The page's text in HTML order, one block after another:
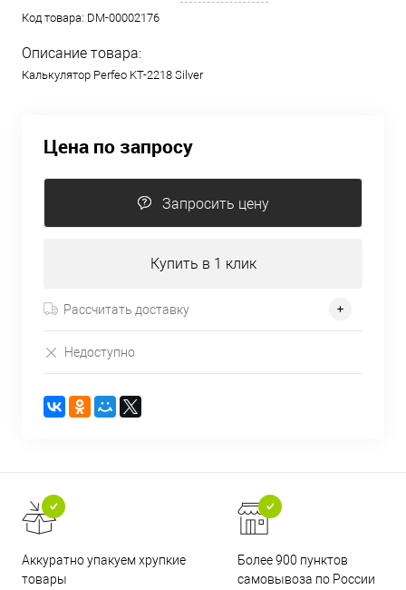
Код товара: DM-00002176
Описание товара:
Калькулятор Perfeo KT-2218 Silver
Цена по запросу
Запросить цену
Купить в 1 клик
Рассчитать доставку
Недоступно
Аккуратно упакуем хрупкие
товары
Более 900 пунктов
самовывоза по России